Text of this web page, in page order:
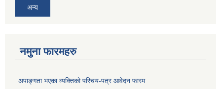
अन्य
नमुना फारमहरु
अपाङ्गता भएका व्यक्तिको परिचय-पत्र आवेदन फारम